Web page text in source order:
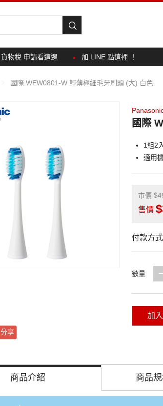
貨物稅 申請看這邊 加 LINE 點這裡 ！
國際 WEW0801-W 輕薄極細毛牙刷頭 (大) 白色
分享
國際
1組2入
適用
市價
售價
付款方式
數量
加
商品介紹 商品